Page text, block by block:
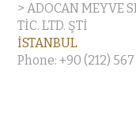
> ADOCAN MEYVE
TİC. LTD. ŞTİ
İSTANBUL
Phone: +90 (212) 567